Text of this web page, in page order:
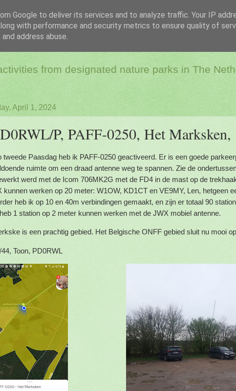
Radio & Flora and
from designated nature parks in The
April 1, 2024
P, PAFF-0250, Het
tweede Paasdag heb ik PAFF-0250 geactiveerd. Er is een goede
ruimte om een draad antenne weg te spannen. Zie de
werd met de Icom 706MK2G met de FD4 in de mast op de
kunnen werken op 20 meter: W1OW, KD1CT en VE9MY, Len, hetgeen
heb ik op 10 en 40m verbindingen gemaakt, en zijn er totaal 90
1 station op 2 meter kunnen werken met de JWX mobiel antenne.
is een prachtig gebied. Het Belgische ONFF gebied sluit nu mooi
44, Toon, PD0RWL
Google to deliver its services and to analyze traffic. Your IP
with performance and security metrics to ensure quality of
address abuse.